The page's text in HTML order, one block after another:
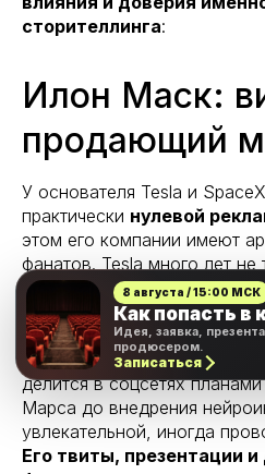
сторителлинга:
Илон Маск:
продающий
У основателя Tesla и
практически нулевой
этом его компании имеют
фанатов. Tesla много лет не
традиционную рекламу –
что«ненавидит рекламу».
ставку на
истории и
которые транслирует лично.
делится в соцсетях
Марса до внедрения
увлекательной, иногда
Его твиты, презентации
8 августа / 15:00 МСК
Как попасть
Идея, заявка,
продюсером.
Записаться